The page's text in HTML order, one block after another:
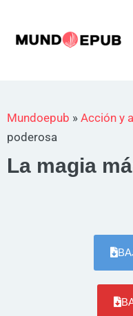
contenido
Mundoepub » Acción y
poderosa
La magia